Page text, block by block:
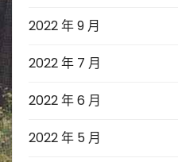
2022 年 9 月
2022 年 7 月
2022 年 6 月
2022 年 5 月